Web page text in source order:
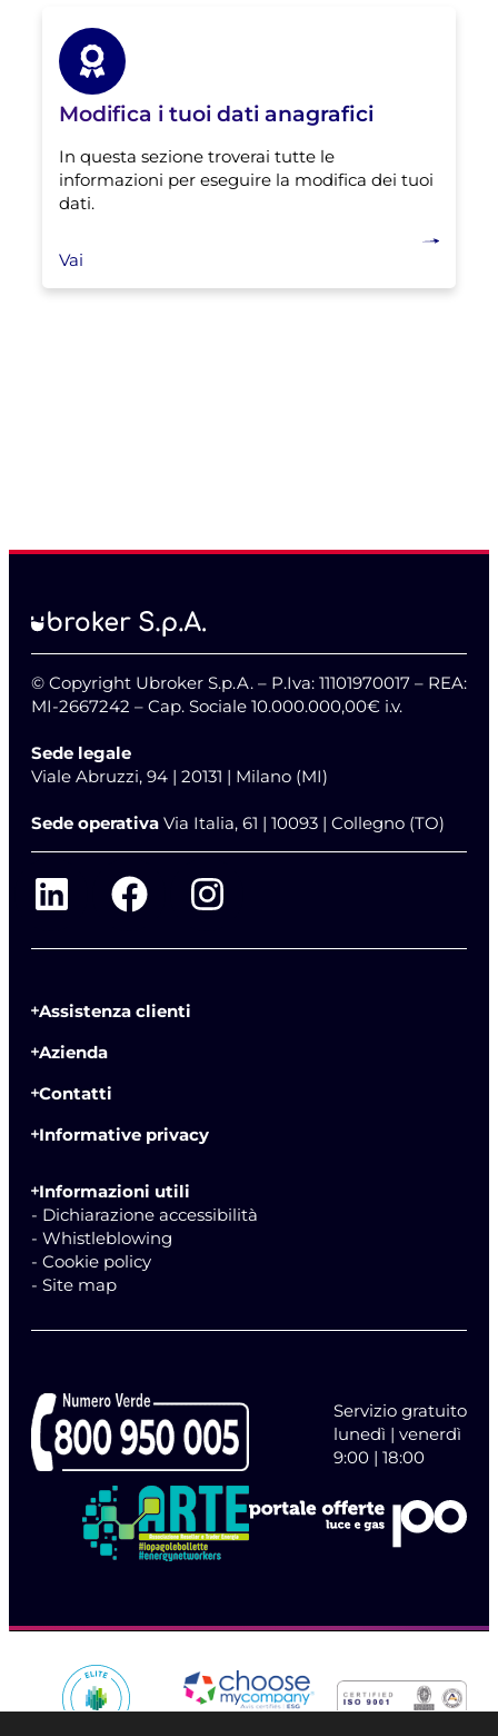
Modifica i tuoi dati anagrafici
In questa sezione troverai tutte le
informazioni per eseguire la modifica dei tuoi
dati.
Vai
© Copyright Ubroker S.p.A. – P.Iva: 11101970017 – REA:
MI-2667242 – Cap. Sociale 10.000.000,00€ i.v.
Sede legale
Viale Abruzzi, 94 | 20131 | Milano (MI)
Sede operativa Via Italia, 61 | 10093 | Collegno (TO)
Assistenza clienti
Azienda
Contatti
Informative privacy
Informazioni utili
- Dichiarazione accessibilità
- Whistleblowing
- Cookie policy
- Site map
Servizio gratuito
lunedì | venerdì
9:00 | 18:00